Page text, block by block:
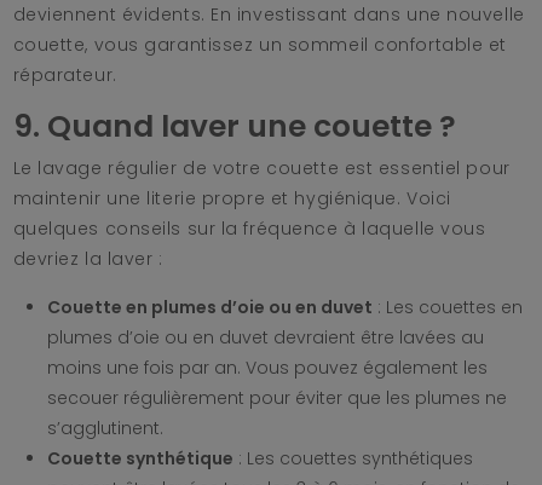
deviennent évidents. En investissant dans une nouvelle
couette, vous garantissez un sommeil confortable et
réparateur.
9. Quand laver une couette ?
Le lavage régulier de votre couette est essentiel pour
maintenir une literie propre et hygiénique. Voici
quelques conseils sur la fréquence à laquelle vous
devriez la laver :
Couette en plumes d’oie ou en duvet : Les couettes en
plumes d’oie ou en duvet devraient être lavées au
moins une fois par an. Vous pouvez également les
secouer régulièrement pour éviter que les plumes ne
s’agglutinent.
Couette synthétique : Les couettes synthétiques